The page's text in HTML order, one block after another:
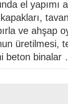
el yapımı
ve ahşap
üretilmesi,
beton binalar